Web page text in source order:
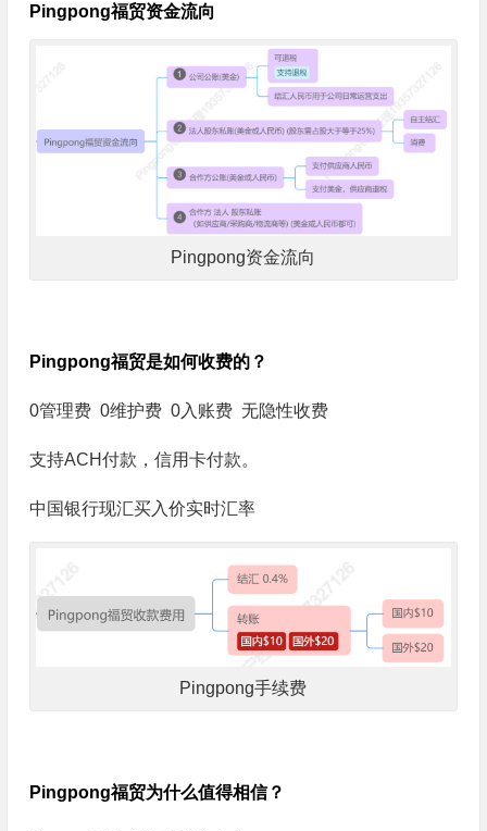
Pingpong福贸资金流向
Pingpong资金流向
Pingpong福贸是如何收费的？
0管理费 0维护费 0入账费 无隐性收费
支持ACH付款，信用卡付款。
中国银行现汇买入价实时汇率
Pingpong手续费
Pingpong福贸为什么值得相信？